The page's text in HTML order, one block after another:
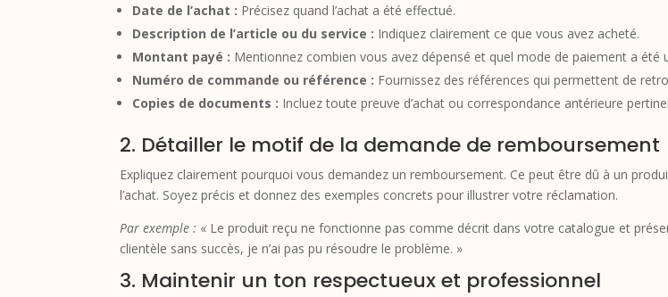
Date de l’achat : Précisez quand l’achat a été effectué.
Description de l’article ou du service : Indiquez clairement ce que vous avez acheté.
Montant payé : Mentionnez combien vous avez dépensé et quel mode de paiement a été
Numéro de commande ou référence : Fournissez des références qui permettent de
Copies de documents : Incluez toute preuve d’achat ou correspondance antérieure
2. Détailler le motif de la demande de remboursement
Expliquez clairement pourquoi vous demandez un remboursement. Ce peut être dû à un
l’achat. Soyez précis et donnez des exemples concrets pour illustrer votre réclamation.
Par exemple : « Le produit reçu ne fonctionne pas comme décrit dans votre catalogue et
clientèle sans succès, je n’ai pas pu résoudre le problème. »
3. Maintenir un ton respectueux et professionnel